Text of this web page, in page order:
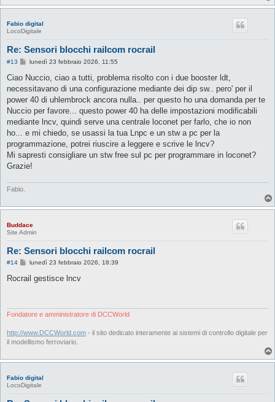
Fabio digital
LocoDigitale
Re: Sensori blocchi railcom rocrail
#13
M
s
a
g
i
o
lunedì 23 febbraio 2026, 11:55
Ciao Nuccio, ciao a tutti, problema risolto con i due booster ldt,
necessitavano di una configurazione mediante dei dip sw.. pero' per il
power 40 di uhlembrock ancora nulla.. per questo ho una domanda per te
Nuccio per favore... questo power 40 ha delle impostazioni modificabili
mediante lncv, quindi serve una centrale loconet per farlo, che io non
ho... e mi chiedo, se usassi la tua Lnpc e un stw a pc per la
programmazione, potrei riuscire a leggere e scrive le lncv?
Mi sapresti consigliare un stw free sul pc per programmare in loconet?
Grazie!
Fabio.
Buddace
Site Admin
Re: Sensori blocchi railcom rocrail
#14
M
s
i
lunedì 23 febbraio 2026, 18:39
Rocrail gestisce lncv
Fondatore e amministratore di DCCWorld
http://www.DCCWorld.com - il sito dedicato interamente ai sistemi di controllo digitale per
il modellismo ferroviario.
Fabio digital
LocoDigitale